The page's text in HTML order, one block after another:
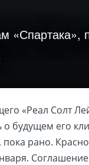
«Спартака»,
«Реал Солт
о будущем его
пока рано.